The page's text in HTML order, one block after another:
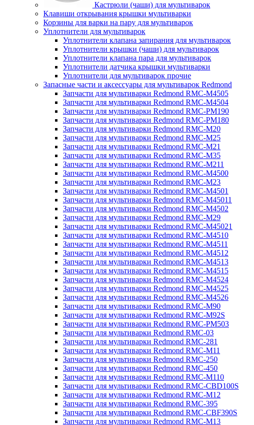
Кастрюли (чаши) для мультиварок
Клавиши открывания крышки мультиварки
Корзины для варки на пару для мультиварок
Уплотнители для мультиварок
Уплотнители клапана запирания для мультиварок
Уплотнители крышки (чаши) для мультиварок
Уплотнители клапана пара для мультиварок
Уплотнители датчика крышки мультиварки
Уплотнители для мультиварок прочие
Запасные части и аксессуары для мультиварок Redmond
Запчасти для мультиварки Redmond RMC-M4505
Запчасти для мультиварки Redmond RMC-M4504
Запчасти для мультиварки Redmond RMC-PM190
Запчасти для мультиварки Redmond RMC-PM180
Запчасти для мультиварки Redmond RMC-M20
Запчасти для мультиварки Redmond RMC-M25
Запчасти для мультиварки Redmond RMC-M21
Запчасти для мультиварки Redmond RMC-M35
Запчасти для мультиварки Redmond RMC-M211
Запчасти для мультиварки Redmond RMC-M4500
Запчасти для мультиварки Redmond RMC-M23
Запчасти для мультиварки Redmond RMC-M4501
Запчасти для мультиварки Redmond RMC-M45011
Запчасти для мультиварки Redmond RMC-M4502
Запчасти для мультиварки Redmond RMC-M29
Запчасти для мультиварки Redmond RMC-M45021
Запчасти для мультиварки Redmond RMC-M4510
Запчасти для мультиварки Redmond RMC-M4511
Запчасти для мультиварки Redmond RMC-M4512
Запчасти для мультиварки Redmond RMC-M4513
Запчасти для мультиварки Redmond RMC-M4515
Запчасти для мультиварки Redmond RMC-M4524
Запчасти для мультиварки Redmond RMC-M4525
Запчасти для мультиварки Redmond RMC-M4526
Запчасти для мультиварки Redmond RMC-M90
Запчасти для мультиварки Redmond RMC-M92S
Запчасти для мультиварки Redmond RMC-PM503
Запчасти для мультиварки Redmond RMC-03
Запчасти для мультиварки Redmond RMC-281
Запчасти для мультиварки Redmond RMC-M11
Запчасти для мультиварки Redmond RMC-250
Запчасти для мультиварки Redmond RMC-450
Запчасти для мультиварки Redmond RMC-M110
Запчасти для мультиварки Redmond RMC-CBD100S
Запчасти для мультиварки Redmond RMC-M12
Запчасти для мультиварки Redmond RMC-395
Запчасти для мультиварки Redmond RMC-CBF390S
Запчасти для мультиварки Redmond RMC-M13